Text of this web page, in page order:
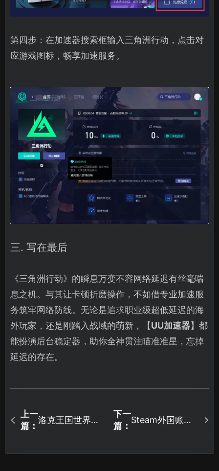
第四步：在加速器搜索框输入三角洲行动，点击对
应游戏图标，畅享加速服务。
三. 写在最后
《三角洲行动》的瞬息万变不容网络延迟有丝毫喘
息之机。与其让卡顿折磨操作，不如借专业加速服
务筑牢网络防线。无论是追求职业级超低延迟的海
外玩家，还是刚踏入战域的萌新，【UU加速器】都
能扮演后台稳定器，助你全神贯注瞄准准星，忘掉
延迟的存在。
上一
篇：
洛克王国世界加
下一
篇：
Steam外国账号
优惠！